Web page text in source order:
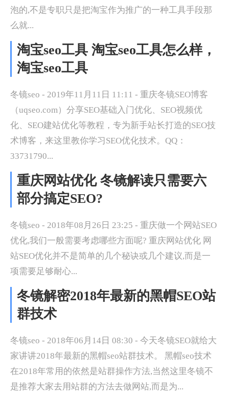
泡的,不是专职只是把淘宝作为推广的一种工具手段那
么就...
淘宝seo工具 淘宝seo工具怎么样，
淘宝seo工具
冬镜seo - 2019年11月11日 11:11 - 重庆冬镜SEO博客
（uqseo.com）分享SEO基础入门优化、SEO视频优
化、SEO建站优化等教程，专为新手站长打造的SEO技
术博客，来这里教你学习SEO优化技术。QQ：
33731790...
重庆网站优化 冬镜解读只需要六
部分搞定SEO?
冬镜seo - 2018年08月26日 23:25 - 重庆做一个网站SEO
优化,我们一般需要考虑哪些方面呢? 重庆网站优化 网
站SEO优化并不是简单的几个秘诀或几个建议,而是一
项需要足够耐心...
冬镜解密2018年最新的黑帽SEO站
群技术
冬镜seo - 2018年06月14日 08:30 - 今天冬镜SEO就给大
家讲讲2018年最新的黑帽seo站群技术。 黑帽seo技术
在2018年常用的依然是站群操作方法,当然这里冬镜不
是推荐大家去用站群的方法去做网站,而是为...